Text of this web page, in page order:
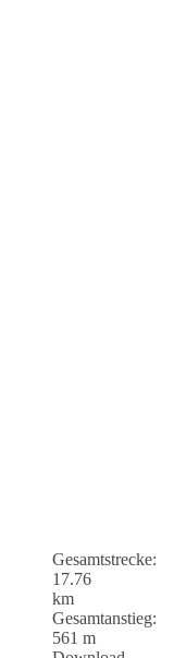
Gesamtstrecke:
17.76
km
Gesamtanstieg:
561 m